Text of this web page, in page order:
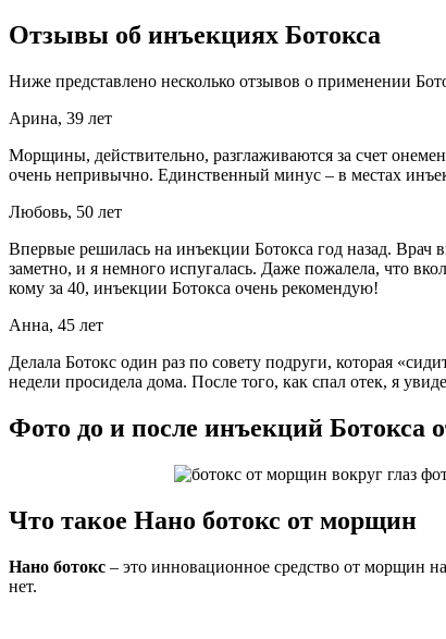
Отзывы об инъекциях Ботокса
Ниже представлено несколько отзывов о применении
Арина, 39 лет
Морщины, действительно, разглаживаются за счет
очень непривычно. Единственный минус – в местах
Любовь, 50 лет
Впервые решилась на инъекции Ботокса год назад. Врач
заметно, и я немного испугалась. Даже пожалела, что
кому за 40, инъекции Ботокса очень рекомендую!
Анна, 45 лет
Делала Ботокс один раз по совету подруги, которая
недели просидела дома. После того, как спал отек, я
Фото до и после инъекций Ботокса
Что такое Нано ботокс от морщин
Нано ботокс – это инновационное средство от морщин
нет.